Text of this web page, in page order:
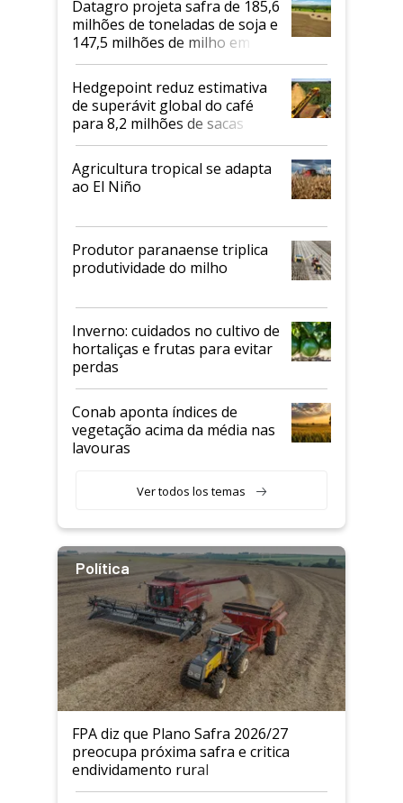
Datagro projeta safra de 185,6
milhões de toneladas de soja e
147,5 milhões de milho em
2026/27
Hedgepoint reduz estimativa
de superávit global do café
para 8,2 milhões de sacas
Agricultura tropical se adapta
ao El Niño
Produtor paranaense triplica
produtividade do milho
Inverno: cuidados no cultivo de
hortaliças e frutas para evitar
perdas
Conab aponta índices de
vegetação acima da média nas
lavouras
Ver todos los temas
Política
FPA diz que Plano Safra 2026/27
preocupa próxima safra e critica
endividamento rural